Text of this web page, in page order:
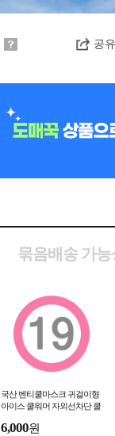
공
묶음배송 가능
국산 벤티쿨마스크 귀걸이형
아이스 쿨워머 자외선차단 쿨
포츠마스크
6,000원